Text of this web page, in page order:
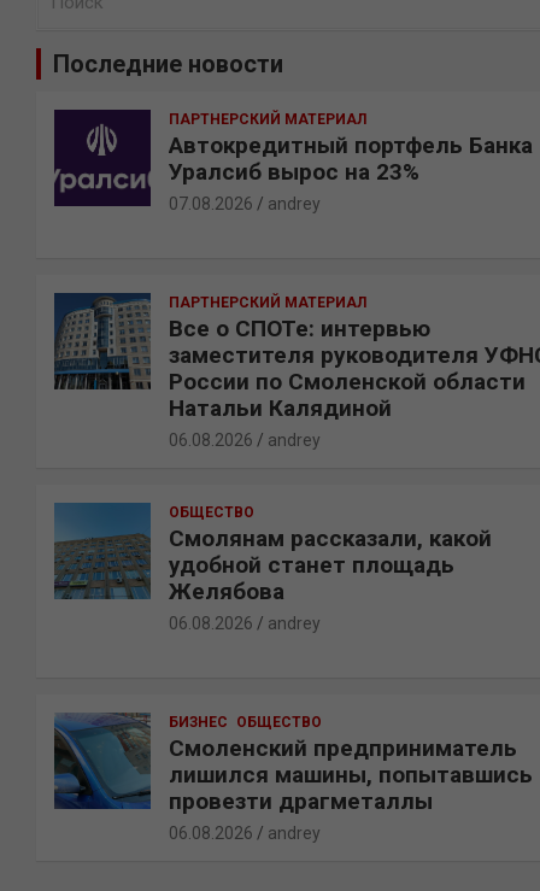
Последние новости
ПАРТНЕРСКИЙ МАТЕРИАЛ
Автокредитный портфель Банка
Уралсиб вырос на 23%
07.08.2026 andrey
ПАРТНЕРСКИЙ МАТЕРИАЛ
Все о СПОТе: интервью
заместителя руководителя
России по Смоленской области
Натальи Калядиной
06.08.2026 andrey
ОБЩЕСТВО
Смолянам рассказали, какой
удобной станет площадь
Желябова
06.08.2026 andrey
БИЗНЕС ОБЩЕСТВО
Смоленский предприниматель
лишился машины, попытавшись
провезти драгметаллы
06.08.2026 andrey